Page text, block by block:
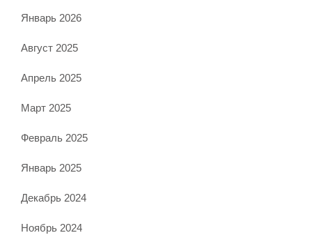
Январь 2026
Август 2025
Апрель 2025
Март 2025
Февраль 2025
Январь 2025
Декабрь 2024
Ноябрь 2024